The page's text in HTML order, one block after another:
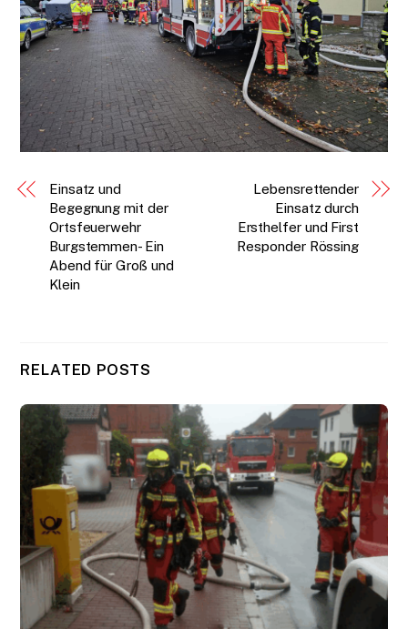
Einsatz und
Begegnung mit der
Ortsfeuerwehr
Burgstemmen- Ein
Abend für Groß und
Klein
Lebensrettender
Einsatz durch
Ersthelfer und First
Responder Rössing
RELATED POSTS